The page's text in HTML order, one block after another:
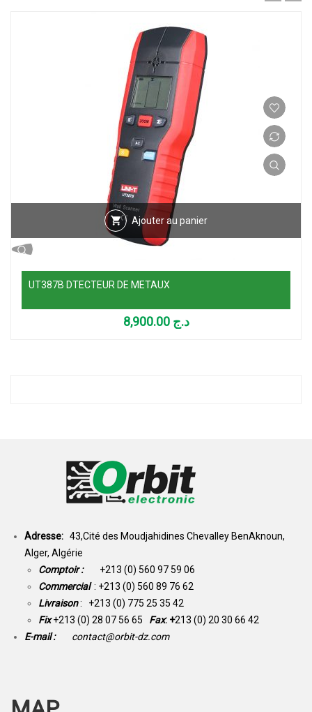
Ajouter au panier
UT387B DTECTEUR DE METAUX
د.ج 8,900.00
Adresse: 43,Cité des Moudjahidines Chevalley BenAknoun,
Alger, Algérie
Comptoir : +213 (0) 560 97 59 06
Commercial : +213 (0) 560 89 76 62
Livraison: +213 (0) 775 25 35 42
Fix +213 (0) 28 07 56 65 Fax: +213 (0) 20 30 66 42
E-mail :
contact@orbit-dz.com